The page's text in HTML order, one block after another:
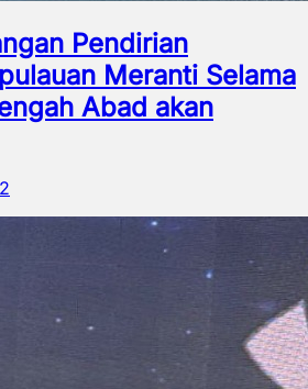
Pendirian
Meranti Selama
Abad akan